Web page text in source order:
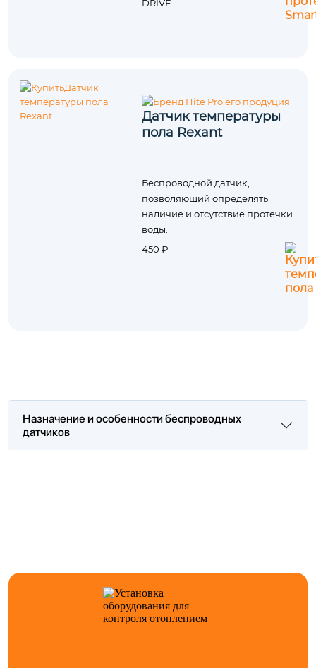
DRIVE
Датчик температуры
пола Rexant
Беспроводной датчик,
позволяющий определять
наличие и отсутствие протечки
воды.
450 ₽
Назначение и особенности беспроводных
датчиков